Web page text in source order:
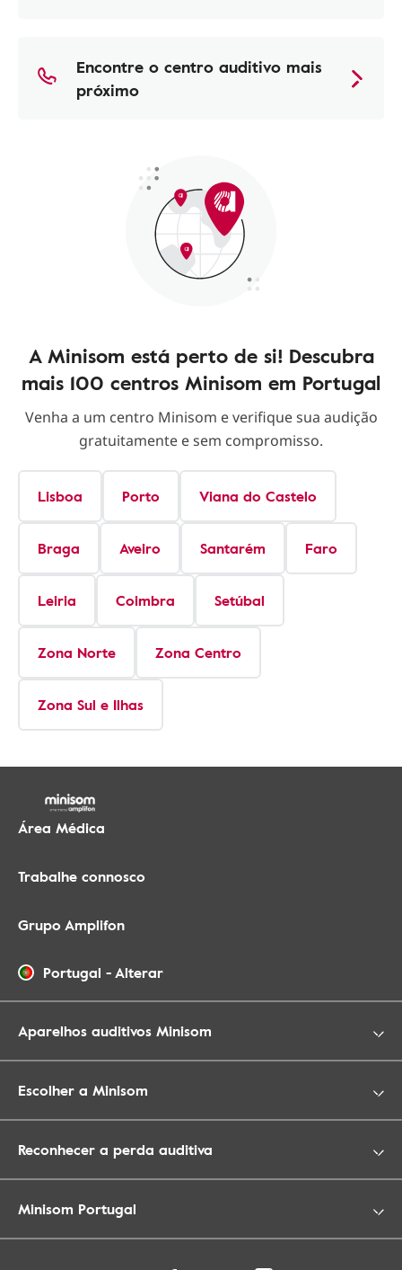
Encontre o centro auditivo mais
próximo
A Minisom está perto de si! Descubra
mais 100 centros Minisom em Portugal
Venha a um centro Minisom e verifique sua audição
gratuitamente e sem compromisso.
Lisboa Porto Viana do Castelo
Braga Aveiro Santarém Faro
Leiria Coimbra Setúbal
Zona Norte Zona Centro
Zona Sul e Ilhas
Área Médica
Trabalhe connosco
Grupo Amplifon
Portugal -Alterar
Aparelhos auditivos Minisom
Escolher a Minisom
Reconhecer a perda auditiva
Minisom Portugal